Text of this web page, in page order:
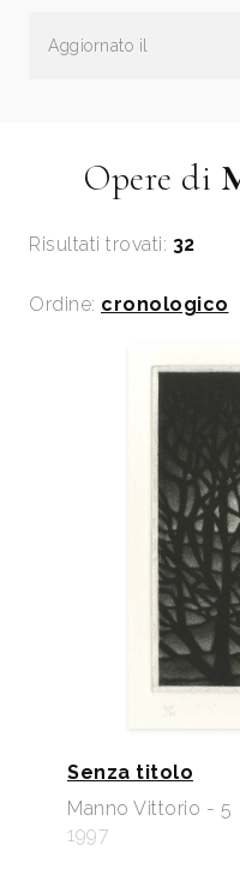
Aggiornato il
Opere di
Risultati trovati: 32
Ordine: cronologico
Senza titolo
Manno Vittorio - 5
1997